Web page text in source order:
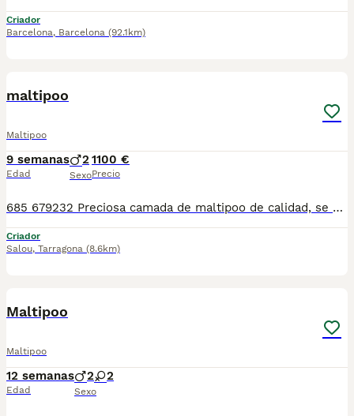
Criador
Barcelona, Barcelona (92.1km)
maltipoo
Maltipoo
9 semanas
Edad
2
Sexo
1100 €
Precio
685 679232 Preciosa camada de maltipoo de calidad, se entregan con minimo de dos meses y medio de edad y sus vacunas correspondientes, desparasitados interna y externamente, pasaporte y microchip, contrato de garantia de salud. preferiblemente recogida en mano pero también podemos entregar en toda España mediante transporte de alta calidad preparado para animales y con chofer particular con posibilidad de pago contra reembolso Llámanos o háblanos por whats app, Teléfono 685 679 232
Criador
Salou, Tarragona (8.6km)
Maltipoo
Maltipoo
12 semanas
Edad
2 2
Sexo